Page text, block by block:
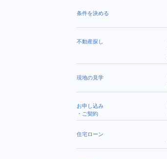
条件を決める
不動産探し
現地の見学
お申し込み
・ ご契約
住宅ローン